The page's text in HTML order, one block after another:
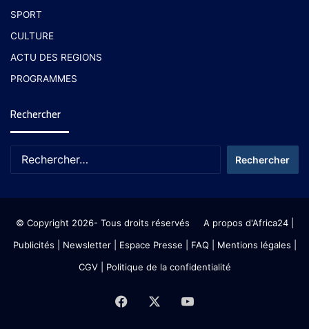
SPORT
CULTURE
ACTU DES REGIONS
PROGRAMMES
Rechercher
© Copyright 2026- Tous droits réservés A propos d'Africa24|
Publicités
Newsletter| Espace Presse | FAQ | Mentions légales
CGV| Politique de la confidentialité